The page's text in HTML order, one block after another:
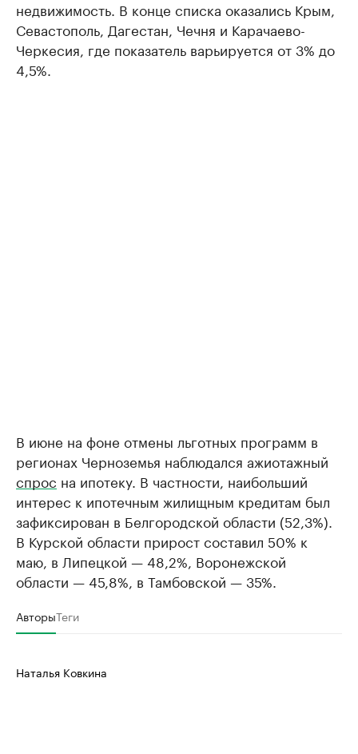
недвижимость. В конце списка оказались Крым,
Севастополь, Дагестан, Чечня и Карачаево-
Черкесия, где показатель варьируется от 3% до
4,5%.
В июне на фоне отмены льготных программ в
регионах Черноземья наблюдался ажиотажный
спрос на ипотеку. В частности, наибольший
интерес к ипотечным жилищным кредитам был
зафиксирован в Белгородской области (52,3%).
В Курской области прирост составил 50% к
маю, в Липецкой — 48,2%, Воронежской
области — 45,8%, в Тамбовской — 35%.
АвторыТеги
Наталья Ковкина